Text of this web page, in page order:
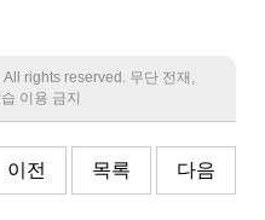
rights reserved. 무단 전재,
이용 금지
이전 목록 다음